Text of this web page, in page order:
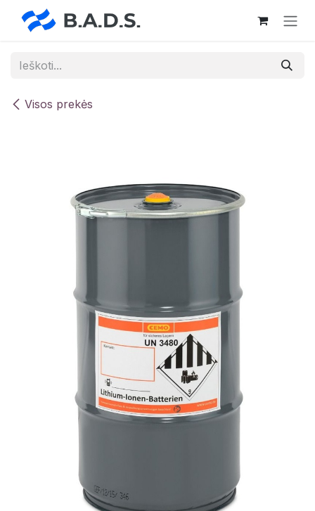
Skip to Content
Visos prekės